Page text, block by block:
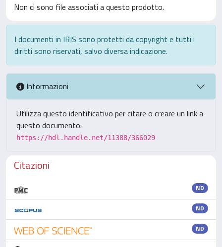
Non ci sono file associati a questo prodotto.
I documenti in IRIS sono protetti da copyright e tutti i
diritti sono riservati, salvo diversa indicazione.
Informazioni
Utilizza questo identificativo per citare o creare un link a
questo documento:
https://hdl.handle.net/11388/366029
Citazioni
ND
ND
ND